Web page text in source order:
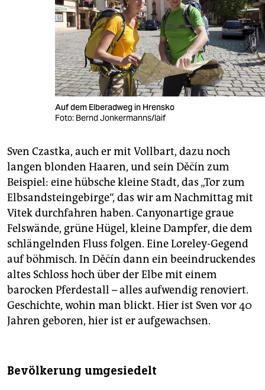
Auf dem Elberadweg in Hrensko
Foto: Bernd Jonkermanns/laif
Sven Czastka, auch er mit Vollbart, dazu noch
langen blonden Haaren, und sein Děčín zum
Beispiel: eine hübsche kleine Stadt, das „Tor zum
Elbsandsteingebirge“, das wir am Nachmittag mit
Vitek durchfahren haben. Canyonartige graue
Felswände, grüne Hügel, kleine Dampfer, die dem
schlängelnden Fluss folgen. Eine Loreley-Gegend
auf böhmisch. In Děčín dann ein beeindruckendes
altes Schloss hoch über der Elbe mit einem
barocken Pferdestall – alles aufwendig renoviert.
Geschichte, wohin man blickt. Hier ist Sven vor 40
Jahren geboren, hier ist er aufgewachsen.
Bevölkerung umgesiedelt